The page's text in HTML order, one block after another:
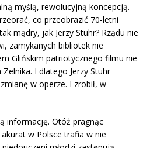
myślą, rewolucyjną koncepcją.
co przeobrazić 70-letni
mądry, jak Jerzy Stuhr? Rządu nie
zamykanych bibliotek nie
Glińskim patriotycznego filmu nie
I dlatego Jerzy Stuhr
w operze. I zrobił, w
informację. Otóż pragnąc
w Polsce trafia w nie